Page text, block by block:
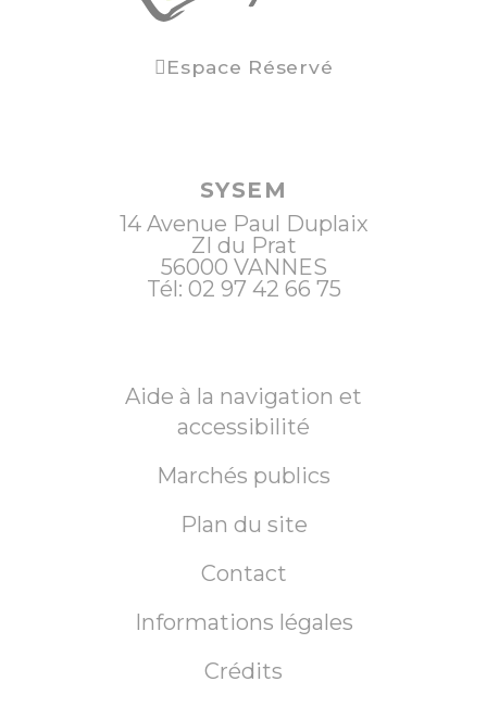
Espace Réservé
SYSEM
14 Avenue Paul Duplaix
ZI du Prat
56000 VANNES
Tél: 02 97 42 66 75
Aide à la navigation et
accessibilité
Marchés publics
Plan du site
Contact
Informations légales
Crédits